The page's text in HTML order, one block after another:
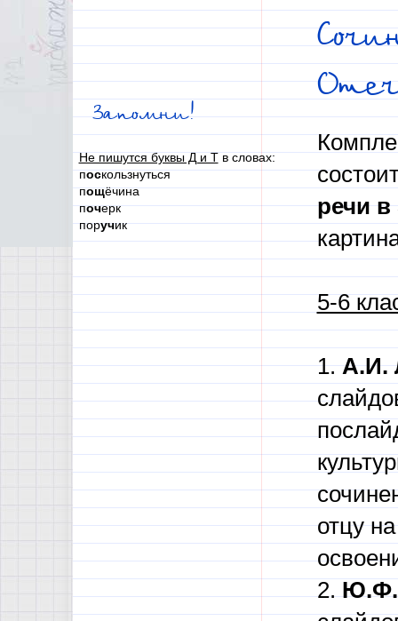
Запомни!
Не пишутся буквы Д и Тв словах:
поскользнуться
пощёчина
почерк
поручик
речи в
5-6
1.А.И.
отцу
2.Ю.Ф.